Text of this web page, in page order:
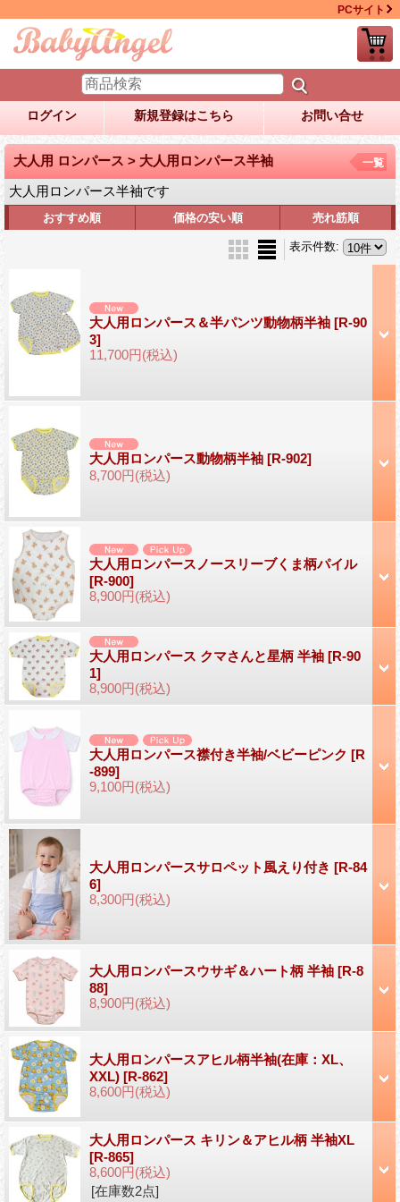
PCサイト
ログイン 新規登録はこちら お問い合せ
大人用 ロンパース > 大人用ロンパース半袖
大人用ロンパース半袖です
一覧
おすすめ順 価格の安い順 売れ筋順
表示件数:
大人用ロンパース＆半パンツ動物柄半袖 [R-90
3]
11,700円(税込)
大人用ロンパース動物柄半袖 [R-902]
8,700円(税込)
大人用ロンパースノースリーブくま柄パイル
[R-900]
8,900円(税込)
大人用ロンパース クマさんと星柄 半袖 [R-90
1]
8,900円(税込)
大人用ロンパース襟付き半袖/ベビーピンク [R
-899]
9,100円(税込)
大人用ロンパースサロペット風えり付き [R-84
6]
8,300円(税込)
大人用ロンパースウサギ＆ハート柄 半袖 [R-8
88]
8,900円(税込)
大人用ロンパースアヒル柄半袖(在庫：XL、
XXL) [R-862]
8,600円(税込)
大人用ロンパース キリン＆アヒル柄 半袖XL
[R-865]
8,600円(税込)
[在庫数2点]